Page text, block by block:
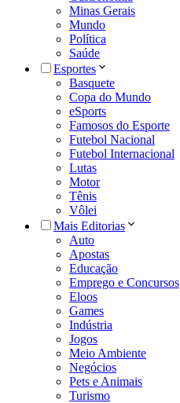
Minas Gerais
Mundo
Política
Saúde
Esportes
Basquete
Copa do Mundo
eSports
Famosos do Esporte
Futebol Nacional
Futebol Internacional
Lutas
Motor
Tênis
Vôlei
Mais Editorias
Auto
Apostas
Educação
Emprego e Concursos
Eloos
Games
Indústria
Jogos
Meio Ambiente
Negócios
Pets e Animais
Turismo